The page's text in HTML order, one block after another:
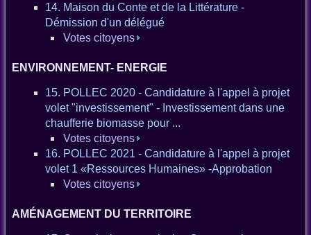
14. Maison du Conte et de la Littérature -
Démission d'un délégué
Votes citoyens
ENVIRONNEMENT- ENERGIE
15. POLLEC 2020 - Candidature à l'appel à projet
volet "investissement" - Investissement dans une
chaufferie biomasse pour ...
Votes citoyens
16. POLLEC 2021 - Candidature à l'appel à projet
volet 1 «Ressources Humaines» -Approbation
Votes citoyens
AMÉNAGEMENT DU TERRITOIRE